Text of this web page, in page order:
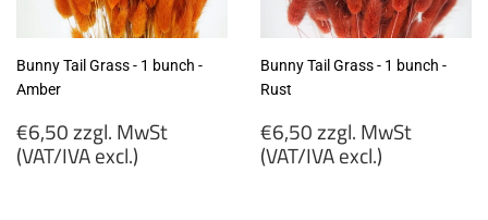
Bunny Tail Grass - 1 bunch -
Amber
Regular
price
€6,50 zzgl. MwSt
(VAT/IVA excl.)
Bunny Tail Grass - 1 bunch -
Rust
Regular
price
€6,50 zzgl. MwSt
(VAT/IVA excl.)